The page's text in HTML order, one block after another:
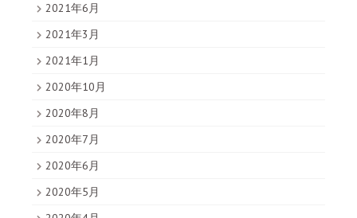
2021年6月
2021年3月
2021年1月
2020年10月
2020年8月
2020年7月
2020年6月
2020年5月